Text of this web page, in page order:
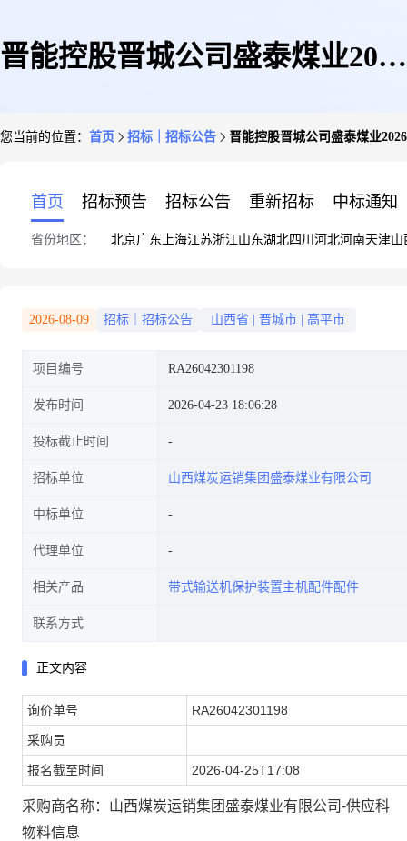
晋能控股晋城公司盛泰煤业2026
2次发询采购公告(山西煤炭运销
集团盛泰煤业有限公司-供应科)
您当前的位置： 首页 招标｜招标公告 晋能控股晋城公司盛泰煤业
首页 招标预告 招标公告 重新招标 中标通知
省份地区： 北京广东 上海江苏浙江山东湖北四川 河北河南天津山
2026-08-09 招标｜招标公告 山西省 晋城市 高平市
项目编号 RA26042301198
发布时间 2026-04-23 18:06:28
投标截止时间
招标单位 山西煤炭运销集团盛泰煤业有限公司
中标单位
代理单位
相关产品 带式输送机保护装置主机配件配件
联系方式
正文内容
询价单号 RA26042301198
采购员
报名截至时间 2026-04-25T17:08
采购商名称：山西煤炭运销集团盛泰煤业有限公司-供应科
物料信息